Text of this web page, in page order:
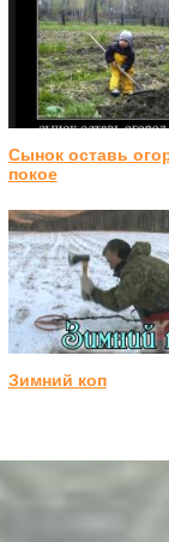
Сынок оставь
покое
Зимний коп